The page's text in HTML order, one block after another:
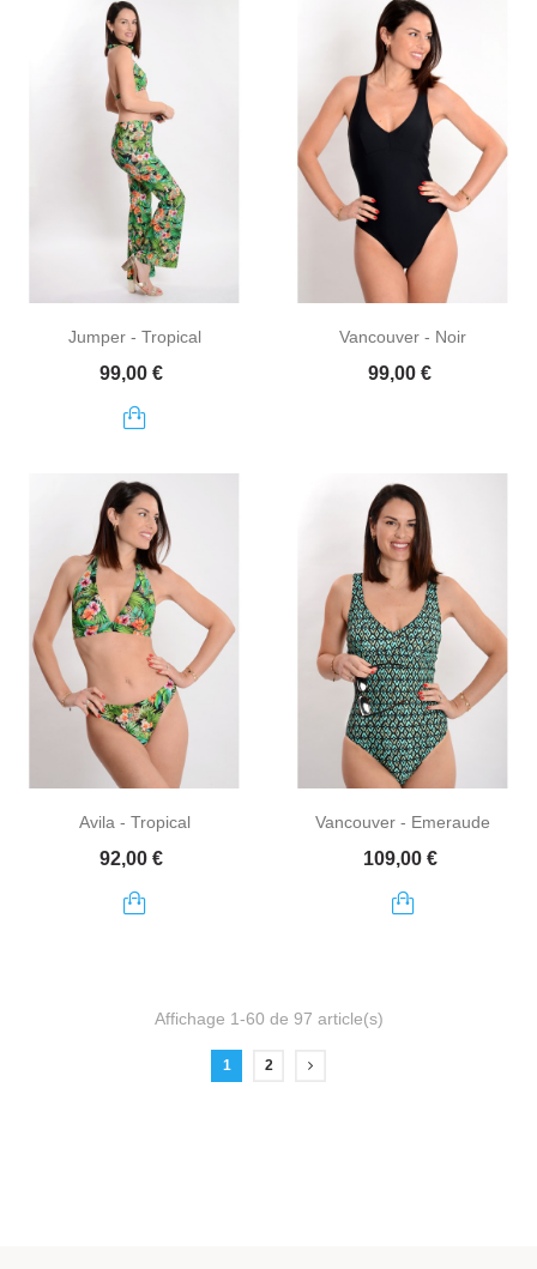
Jumper - Tropical
Prix
99,00 €
Vancouver - Noir
Prix
99,00 €
Avila - Tropical
Prix
92,00 €
Vancouver - Emeraude
Prix
109,00 €
Affichage 1-60 de 97 article(s)
1 2